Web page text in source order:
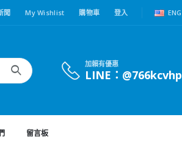
聞 My Wishlist 購物車 登入 ENG
加賴有優惠
LINE：@766kcvhp
留言板